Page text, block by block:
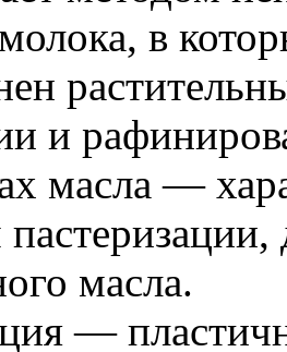
в
и
масла —
масла.
—